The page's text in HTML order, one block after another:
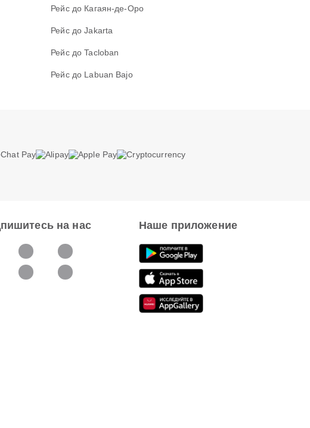
Рейс до Кагаян-де-Оро
Рейс до Jakarta
Рейс до Tacloban
Рейс до Labuan Bajo
на нас Наше приложение